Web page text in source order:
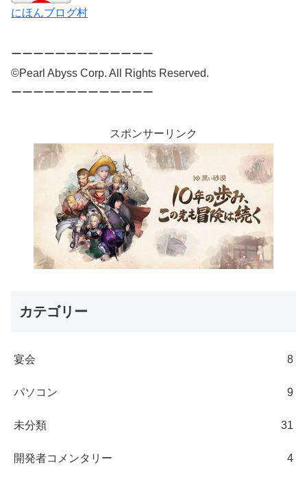
にほんブログ村
ーーーーーーーーーーーーー
©Pearl Abyss Corp. All Rights Reserved.
ーーーーーーーーーーーーー
スポンサーリンク
カテゴリー
宴会 8
パソコン 9
未分類 31
開発者コメンタリー 4